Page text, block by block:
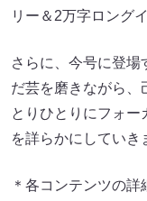
リー＆2万字ロング
さらに、今号に登
だ芸を磨きながら、
とりひとりにフォー
を詳らかにしていき
＊各コンテンツの